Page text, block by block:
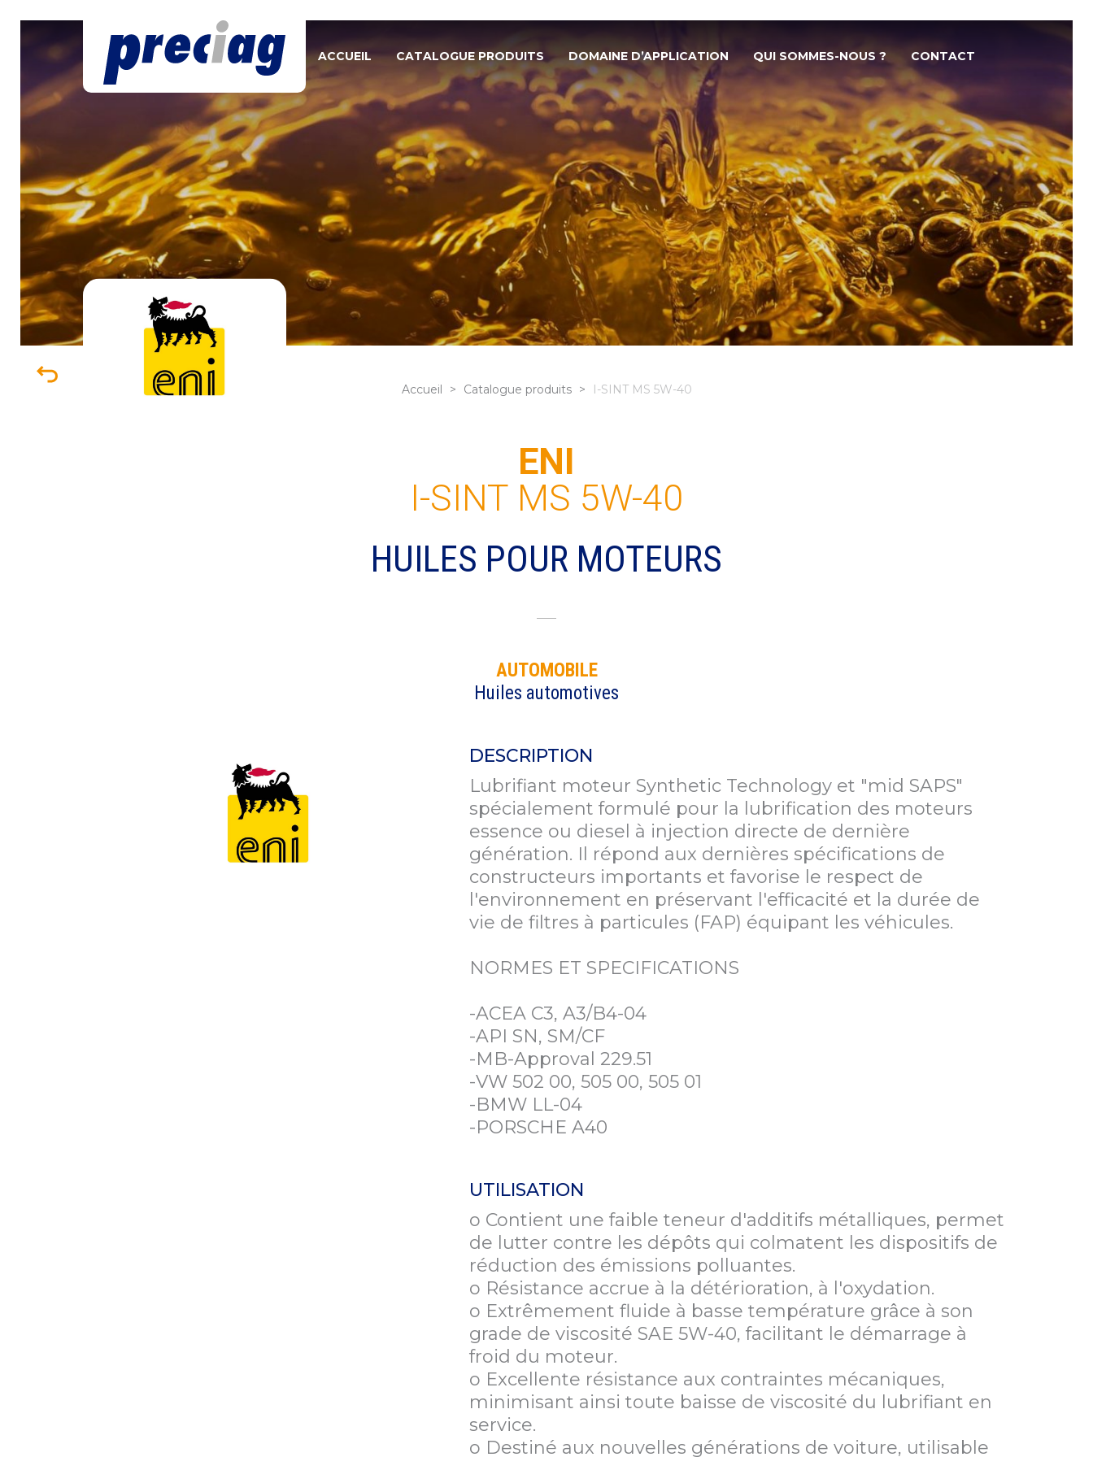
ACCUEIL CATALOGUE PRODUITS DOMAINE D’APPLICATION QUI SOMMES-NOUS ? CONTACT
Accueil > Catalogue produits > I-SINT MS 5W-40
ENI
I-SINT MS 5W-40
HUILES POUR MOTEURS
AUTOMOBILE
Huiles automotives
DESCRIPTION
Lubrifiant moteur Synthetic Technology et "mid SAPS"
spécialement formulé pour la lubrification des moteurs
essence ou diesel à injection directe de dernière
génération. Il répond aux dernières spécifications de
constructeurs importants et favorise le respect de
l'environnement en préservant l'efficacité et la durée de
vie de filtres à particules (FAP) équipant les véhicules.
NORMES ET SPECIFICATIONS
-ACEA C3, A3/B4-04
-API SN, SM/CF
-MB-Approval 229.51
-VW 502 00, 505 00, 505 01
-BMW LL-04
-PORSCHE A40
UTILISATION
o Contient une faible teneur d'additifs métalliques, permet
de lutter contre les dépôts qui colmatent les dispositifs de
réduction des émissions polluantes.
o Résistance accrue à la détérioration, à l'oxydation.
o Extrêmement fluide à basse température grâce à son
grade de viscosité SAE 5W-40, facilitant le démarrage à
froid du moteur.
o Excellente résistance aux contraintes mécaniques,
minimisant ainsi toute baisse de viscosité du lubrifiant en
service.
o Destiné aux nouvelles générations de voiture, utilisable
DEMANDE DE FICHE TECHNIQUE
Email
Société
En cochant cette case, j'accepte que Preciag utilise mes données personnelles dans le cadre
* Champs obligatoires